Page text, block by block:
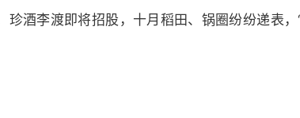
酒李渡即将招股，十月稻田、锅圈纷纷递表，